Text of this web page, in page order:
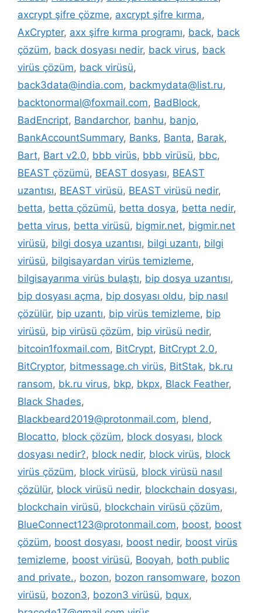
axcrypt şifre çözme, axcrypt şifre kırma,
AxCrypter, axx şifre kırma programı, back, back
çözüm, back dosyası nedir, back virus, back
virüs çözüm, back virüsü,
back3data@india.com, backmydata@list.ru,
backtonormal@foxmail.com, BadBlock,
BadEncript, Bandarchor, banhu, banjo,
BankAccountSummary, Banks, Banta, Barak,
Bart, Bart v2.0, bbb virüs, bbb virüsü, bbc,
BEAST çözümü, BEAST dosyası, BEAST
uzantısı, BEAST virüsü, BEAST virüsü nedir,
betta, betta çözümü, betta dosya, betta nedir,
betta virus, betta virüsü, bigmir.net, bigmir.net
virüsü, bilgi dosya uzantısı, bilgi uzantı, bilgi
virüsü, bilgisayardan virüs temizleme,
bilgisayarıma virüs bulaştı, bip dosya uzantısı,
bip dosyası açma, bip dosyası oldu, bip nasıl
çözülür, bip uzantı, bip virüs temizleme, bip
virüsü, bip virüsü çözüm, bip virüsü nedir,
bitcoin1foxmail.com, BitCrypt, BitCrypt 2.0,
BitCryptor, bitmessage.ch virüs, BitStak, bk.ru
ransom, bk.ru virus, bkp, bkpx, Black Feather,
Black Shades,
Blackbeard2019@protonmail.com, blend,
Blocatto, block çözüm, block dosyası, block
dosyası nedir?, block nedir, block virüs, block
virüs çözüm, block virüsü, block virüsü nasıl
çözülür, block virüsü nedir, blockchain dosyası,
blockchain virüsü, blockchain virüsü çözüm,
BlueConnect123@protonmail.com, boost, boost
çözüm, boost dosyası, boost nedir, boost virüs
temizleme, boost virüsü, Booyah, both public
and private., bozon, bozon ransomware, bozon
virüsü, bozon3, bozon3 virüsü, bqux,